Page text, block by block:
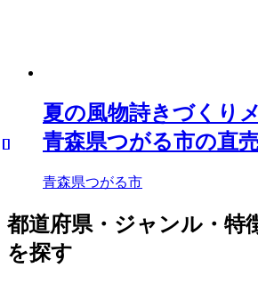
夏の風物詩きづくり
青森県つがる市の直
青森県つがる市
都道府県・ジャンル・特
を探す